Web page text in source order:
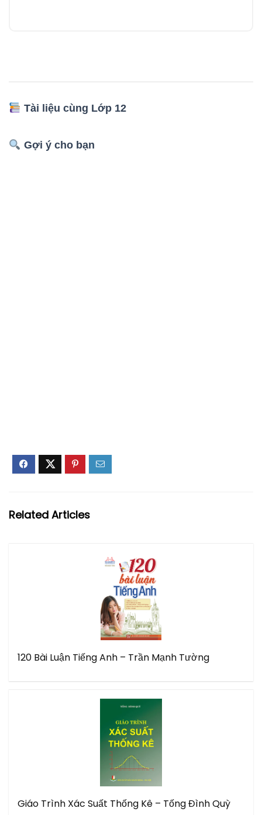
Tài liệu cùng Lớp 12
Gợi ý cho bạn
Related Articles
120 Bài Luận Tiếng Anh – Trần Mạnh Tường
Giáo Trình Xác Suất Thống Kê – Tống Đình Quỳ